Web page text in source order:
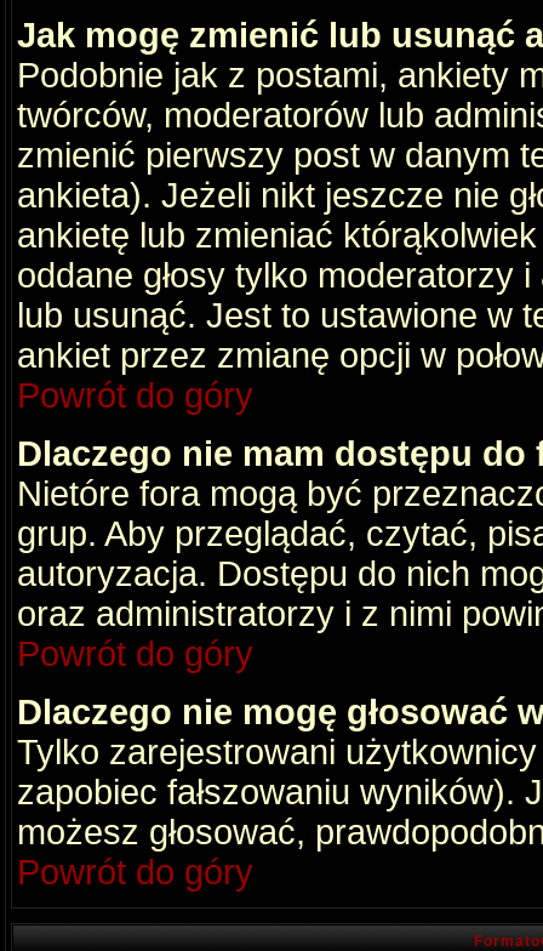
Jak mogę zmienić lub usunąć
Podobnie jak z postami, ankiety
twórców, moderatorów lub
zmienić pierwszy post w danym
ankieta). Jeżeli nikt jeszcze nie
ankietę lub zmieniać
oddane głosy tylko moderatorzy
lub usunąć. Jest to ustawione w
ankiet przez zmianę opcji w
Powrót do góry
Dlaczego nie mam dostępu do
Nietóre fora mogą być
grup. Aby przeglądać, czytać,
autoryzacja. Dostępu do nich
oraz administratorzy i z nimi
Powrót do góry
Dlaczego nie mogę głosować
Tylko zarejestrowani
zapobiec fałszowaniu wyników).
możesz głosować,
Powrót do góry